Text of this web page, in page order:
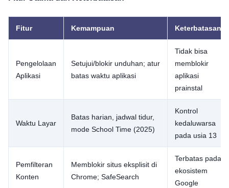
Fitur Kemampuan Keterbatasan
Pengelolaan
Aplikasi
Setujui/blokir unduhan; atur
batas waktu aplikasi
Tidak bisa
memblokir
aplikasi
prainstal
Waktu Layar
Batas harian, jadwal tidur,
mode School Time (2025)
Kontrol
kedaluwarsa
pada usia 13
Pemfilteran
Konten
Memblokir situs eksplisit di
Chrome; SafeSearch
Terbatas pada
ekosistem
Google